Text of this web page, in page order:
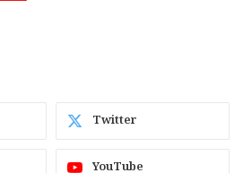
Twitter
YouTube